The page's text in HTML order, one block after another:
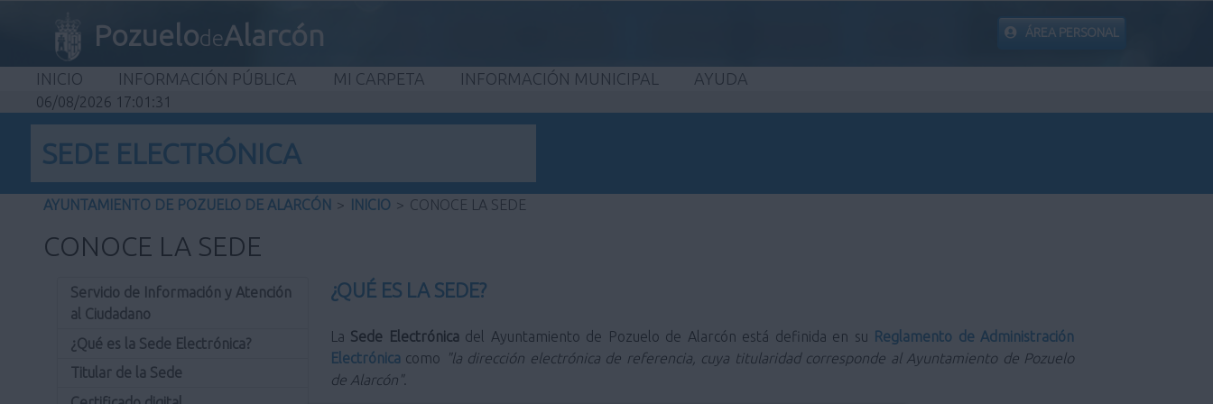
PozuelodeAlarcón ÁREA PERSONAL
INICIO INFORMACIÓN PÚBLICA MI CARPETA INFORMACIÓN MUNICIPAL AYUDA
06/08/2026 17:01:31
SEDE ELECTRÓNICA
AYUNTAMIENTO DE POZUELO DE ALARCÓN > INICIO > CONOCE LA SEDE
CONOCE LA SEDE
Servicio de Información y Atención
al Ciudadano
¿Qué es la Sede Electrónica?
Titular de la Sede
¿QUÉ ES LA SEDE?
La Sede Electrónica del Ayuntamiento de Pozuelo de Alarcón está definida en su
Reglamento de Administración
Electrónica como
"la dirección electrónica de referencia, cuya titularidad corresponde al Ayuntamiento de Pozuelo
de Alarcón".